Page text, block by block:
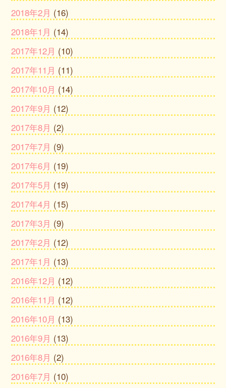
2018年2月 (16)
2018年1月 (14)
2017年12月 (10)
2017年11月 (11)
2017年10月 (14)
2017年9月 (12)
2017年8月 (2)
2017年7月 (9)
2017年6月 (19)
2017年5月 (19)
2017年4月 (15)
2017年3月 (9)
2017年2月 (12)
2017年1月 (13)
2016年12月 (12)
2016年11月 (12)
2016年10月 (13)
2016年9月 (13)
2016年8月 (2)
2016年7月 (10)